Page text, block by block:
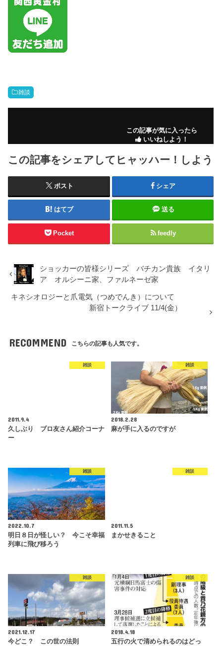
雑談
この記事が気に入ったら
いいねしよう！
この記事をシェアしてヒャッハー！しよう
ポスト シェア
はてブ 送る
Pocket feedly
ショッカーの皆様シリーズ バチカン貴族 イタリ
ア オルシーニ家、ファルネーゼ家
キネシオロジーと爪電気（つめでんき）について
新宿トークライブ 11/4(金）
RECOMMEND こちらの記事も人気です。
雑談
2011.9.4
久しぶり ブロ友さん紹介コーナ
ー
雑談
2018.2.28
麻が手に入るのですが
雑談
2022.10.7
明日８日が怪しい？ 今こそ幸福
列車に飛び移ろう
雑談
2011.11.5
まかせきること
雑談
2021.12.17
今どこ？ この世の法則
雑談
2018.4.18
五行の火で清められるのはどっ